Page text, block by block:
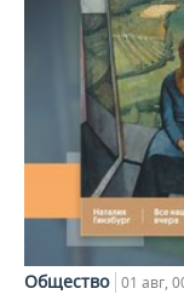
Общество 01 авг,